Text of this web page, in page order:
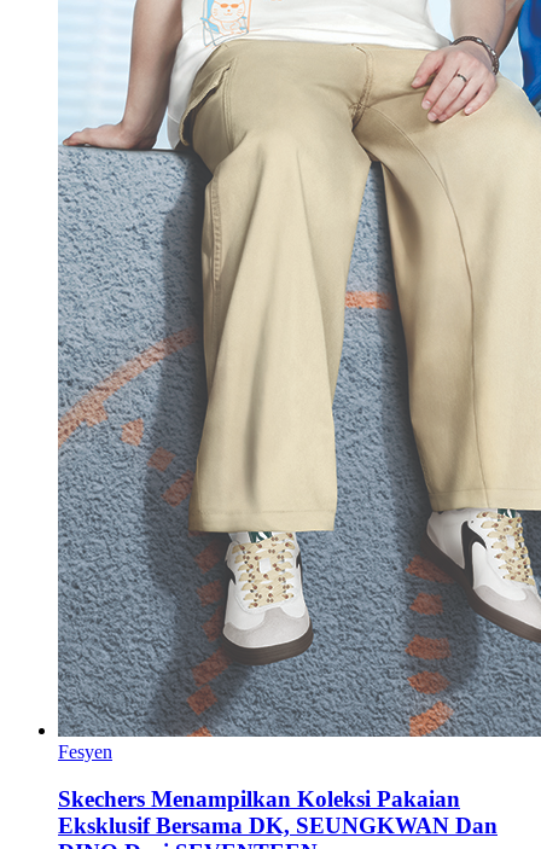
Fesyen
Skechers Menampilkan Koleksi Pakaian
Eksklusif Bersama DK, SEUNGKWAN Dan